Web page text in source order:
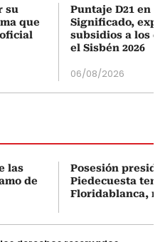
su
que
Puntaje D21 en
Significado,
subsidios a los
el Sisbén 2026
06/08/2026
las
de
Posesión
Piedecuesta
Floridablanca, no